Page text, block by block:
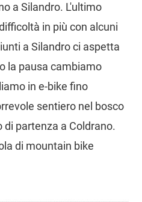
a Silandro. L'ultimo
in più con alcuni
a Silandro ci aspetta
la pausa cambiamo
in e-bike fino
sentiero nel bosco
di partenza a Coldrano.
di mountain bike